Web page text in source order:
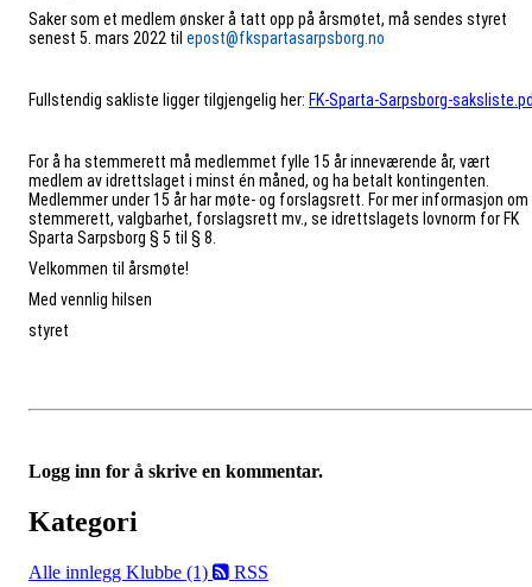
Saker som et medlem ønsker å tatt opp på årsmøtet, må sendes styret
senest 5. mars 2022 til epost@fkspartasarpsborg.no
Fullstendig sakliste ligger tilgjengelig her: FK-Sparta-Sarpsborg-
For å ha stemmerett må medlemmet fylle 15 år inneværende år, vært
medlem av idrettslaget i minst én måned, og ha betalt kontingenten.
Medlemmer under 15 år har møte- og forslagsrett. For mer informasjon om
stemmerett, valgbarhet, forslagsrett mv., se idrettslagets lovnorm for FK
Sparta Sarpsborg § 5 til § 8.
Velkommen til årsmøte!
Med vennlig hilsen
styret
Logg inn for å skrive en kommentar.
Kategori
Alle innlegg Klubbe (1) RSS